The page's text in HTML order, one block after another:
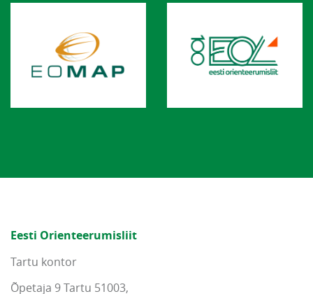
Eesti Orienteerumisliit
Tartu kontor
Õpetaja 9 Tartu 51003,